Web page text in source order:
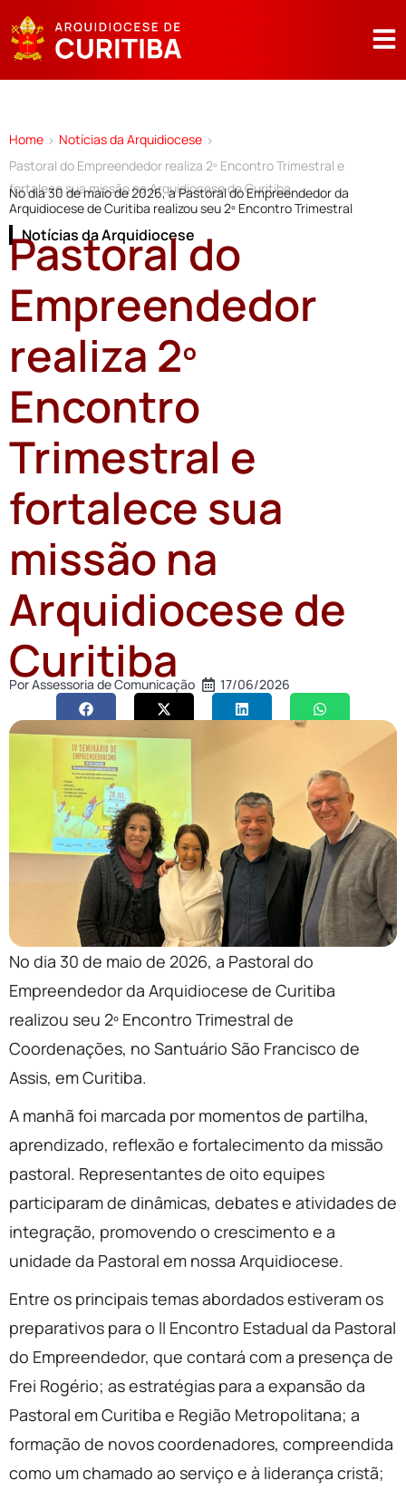
Home > Notícias da Arquidiocese >
Pastoral do Empreendedor realiza 2º Encontro Trimestral e
fortalece sua missão na Arquidiocese de Curitiba
No dia 30 de maio de 2026, a Pastoral do Empreendedor da
Arquidiocese de Curitiba realizou seu 2º Encontro Trimestral
Notícias da Arquidiocese
Pastoral do
Empreendedor
realiza 2º
Encontro
Trimestral e
fortalece sua
missão na
Arquidiocese de
Curitiba
PorAssessoria de Comunicação 17/06/2026
No dia 30 de maio de 2026, a Pastoral do
Empreendedor da Arquidiocese de Curitiba
realizou seu 2º Encontro Trimestral de
Coordenações, no Santuário São Francisco de
Assis, em Curitiba.
A manhã foi marcada por momentos de partilha,
aprendizado, reflexão e fortalecimento da missão
pastoral. Representantes de oito equipes
participaram de dinâmicas, debates e atividades de
integração, promovendo o crescimento e a
unidade da Pastoral em nossa Arquidiocese.
Entre os principais temas abordados estiveram os
preparativos para o II Encontro Estadual da Pastoral
do Empreendedor, que contará com a presença de
Frei Rogério; as estratégias para a expansão da
Pastoral em Curitiba e Região Metropolitana; a
formação de novos coordenadores, compreendida
como um chamado ao serviço e à liderança cristã;